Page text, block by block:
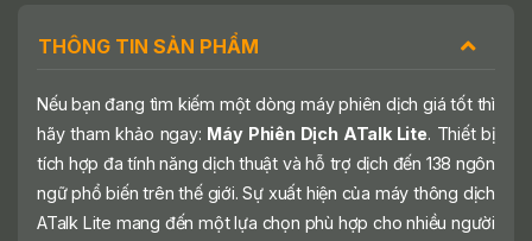
THÔNG TIN SẢN PHẨM
Nếu bạn đang tìm kiếm một dòng máy phiên dịch giá tốt thì
hãy tham khảo ngay: Máy Phiên Dịch ATalk Lite. Thiết bị
tích hợp đa tính năng dịch thuật và hỗ trợ dịch đến 138 ngôn
ngữ phổ biến trên thế giới. Sự xuất hiện của máy thông dịch
ATalk Lite mang đến một lựa chọn phù hợp cho nhiều người